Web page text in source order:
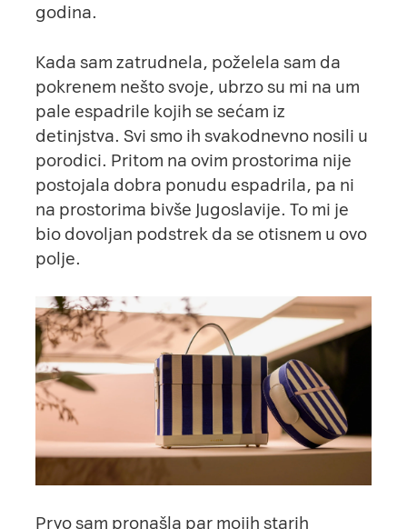
godina.
Kada sam zatrudnela, poželela sam da
pokrenem nešto svoje, ubrzo su mi na um
pale espadrile kojih se sećam iz
detinjstva. Svi smo ih svakodnevno nosili u
porodici. Pritom na ovim prostorima nije
postojala dobra ponudu espadrila, pa ni
na prostorima bivše Jugoslavije. To mi je
bio dovoljan podstrek da se otisnem u ovo
polje.
Prvo sam pronašla par mojih starih